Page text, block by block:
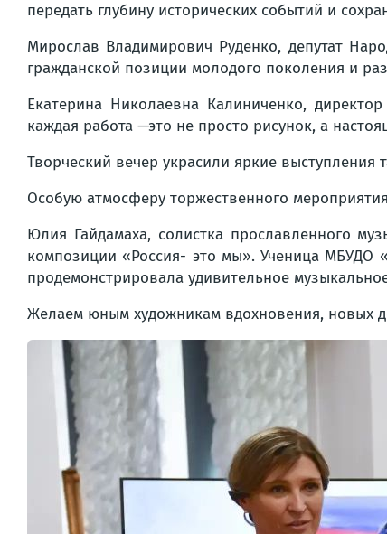
передать глубину исторических событий и
Мирослав Владимирович Руденко, депутат
гражданской позиции молодого поколения и
Екатерина Николаевна Калиниченко,
каждая работа —это не просто рисунок, а
Творческий вечер украсили яркие выступления
Особую атмосферу торжественного
Юлия Гайдамаха, солистка прославленного
композиции «Россия- это мы». Ученица
продемонстрировала удивительное
Желаем юным художникам вдохновения, новых